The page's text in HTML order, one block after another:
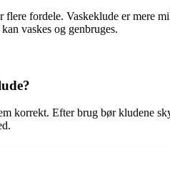
fordele. Vaskeklude er mere
vaskes og genbruges.
korrekt. Efter brug bør kludene